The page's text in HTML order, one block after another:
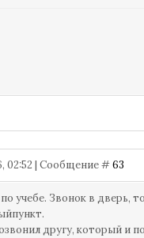
02:52 | Сообщение #63
учебе. Звонок в дверь,
другу, который и